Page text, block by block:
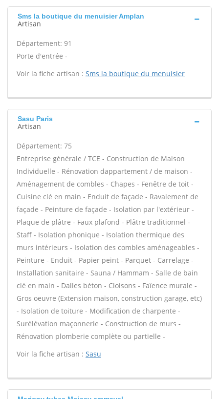
Sms la boutique du menuisier Amplan
Artisan
Département: 91
Porte d'entrée -
Voir la fiche artisan : Sms la boutique du menuisier
Sasu Paris
Artisan
Département: 75
Entreprise générale / TCE - Construction de Maison
Individuelle - Rénovation dappartement / de maison -
Aménagement de combles - Chapes - Fenêtre de toit -
Cuisine clé en main - Enduit de façade - Ravalement de
façade - Peinture de façade - Isolation par l'extérieur -
Plaque de plâtre - Faux plafond - Plâtre traditionnel -
Staff - Isolation phonique - Isolation thermique des
murs intérieurs - Isolation des combles aménageables -
Peinture - Enduit - Papier peint - Parquet - Carrelage -
Installation sanitaire - Sauna / Hammam - Salle de bain
clé en main - Dalles béton - Cloisons - Faïence murale -
Gros oeuvre (Extension maison, construction garage, etc)
- Isolation de toiture - Modification de charpente -
Surélévation maçonnerie - Construction de murs -
Rénovation plomberie complète ou partielle -
Voir la fiche artisan : Sasu